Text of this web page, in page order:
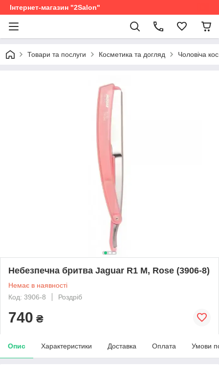
Інтернет-магазин "2Salon"
Товари та послуги Косметика та догляд Чоловіча
Небезпечна бритва Jaguar R1 M, Rose (3906-8)
Немає в наявності
Код: 3906-8
Роздріб
740 ₴
Опис Характеристики Доставка Оплата Умови